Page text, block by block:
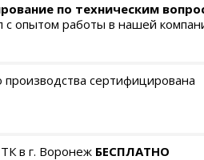
по техническим
с опытом работы в нашей
производства сертифицирована
в г. Воронеж БЕСПЛАТНО